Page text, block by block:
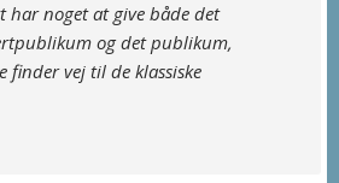
har noget at give både det
og det publikum,
finder vej til de klassiske